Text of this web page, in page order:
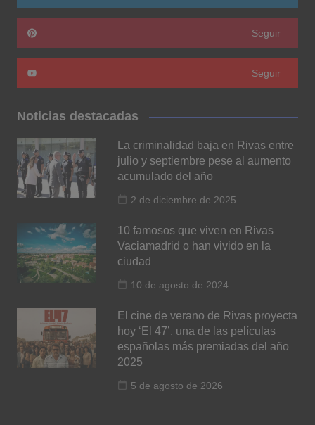
Seguir
Seguir
Noticias destacadas
La criminalidad baja en Rivas entre
julio y septiembre pese al aumento
acumulado del año
2 de diciembre de 2025
10 famosos que viven en Rivas
Vaciamadrid o han vivido en la
ciudad
10 de agosto de 2024
El cine de verano de Rivas proyecta
hoy ‘El 47’, una de las películas
españolas más premiadas del año
2025
5 de agosto de 2026